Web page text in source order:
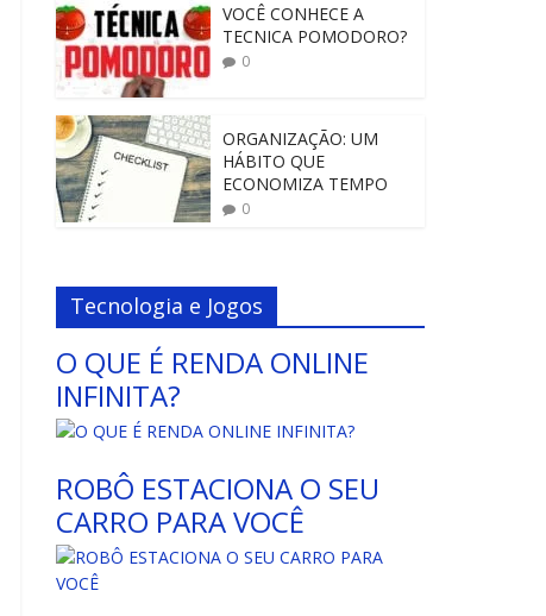
VOCÊ CONHECE A
TECNICA POMODORO?
0
ORGANIZAÇÃO: UM
HÁBITO QUE
ECONOMIZA TEMPO
0
Tecnologia e Jogos
O QUE É RENDA ONLINE
INFINITA?
ROBÔ ESTACIONA O SEU
CARRO PARA VOCÊ